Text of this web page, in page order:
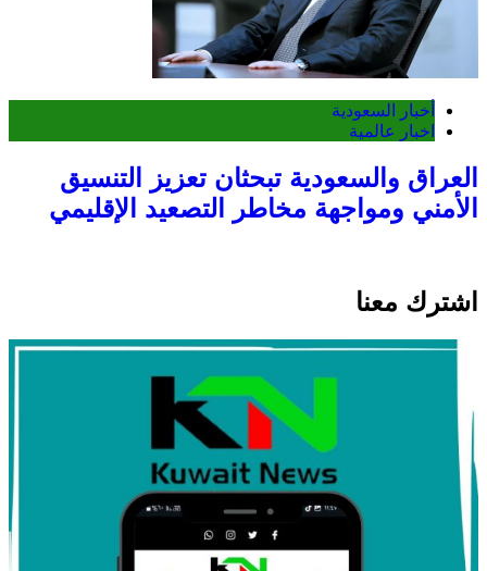
أخبار السعودية
اخبار عالمية
العراق والسعودية تبحثان تعزيز التنسيق
الأمني ومواجهة مخاطر التصعيد الإقليمي
اشترك معنا